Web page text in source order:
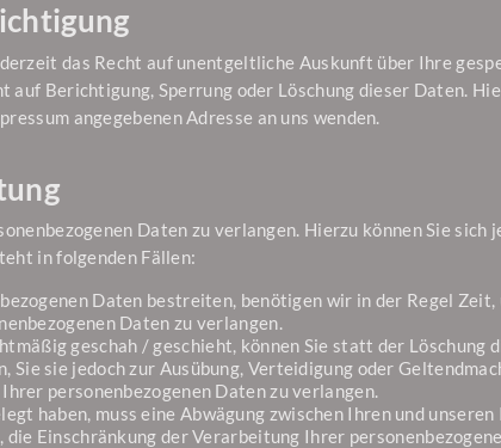
das Recht auf unentgeltliche Auskunft über Ihre
Berichtigung, Sperrung oder Löschung dieser Daten.
angegebenen Adresse an uns wenden.
Daten zu verlangen. Hierzu können Sie
in folgenden Fällen:
Daten bestreiten, benötigen wir in der Regel
Daten zu verlangen.
geschah / geschieht, können Sie statt der
sie jedoch zur Ausübung, Verteidigung oder
personenbezogenen Daten zu verlangen.
haben, muss eine Abwägung zwischen Ihren und
Einschränkung der Verarbeitung Ihrer